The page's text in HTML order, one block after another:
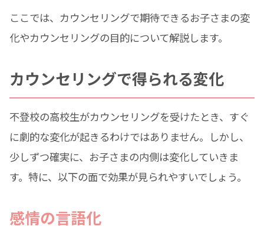
ここでは、カウンセリングで期待できるお子さまの変
化やカウンセリングの目的について解説します。
カウンセリングで得られる変化
不登校の高校生がカウンセリングを受けたとき、すぐ
に劇的な変化が起きるわけではありません。しかし、
少しずつ確実に、お子さまの内側は変化していきま
す。特に、以下の面で効果が見られやすいでしょう。
感情の言語化